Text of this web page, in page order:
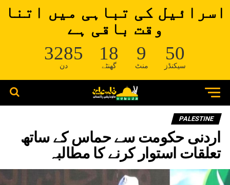
اسرائیل کی تباہی میں اتنا
وقت باقی ہے
3285
دن
18
گھنٹے
9
منٹ
50
سیکنڈز
PALESTINE
اردنی حکومت سے حماس کے ساتھ
تعلقات استوار کرنے کا مطالبہ